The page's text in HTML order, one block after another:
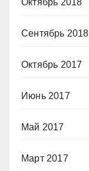
Сентябрь 2018
Октябрь 2017
Июнь 2017
Май 2017
Март 2017